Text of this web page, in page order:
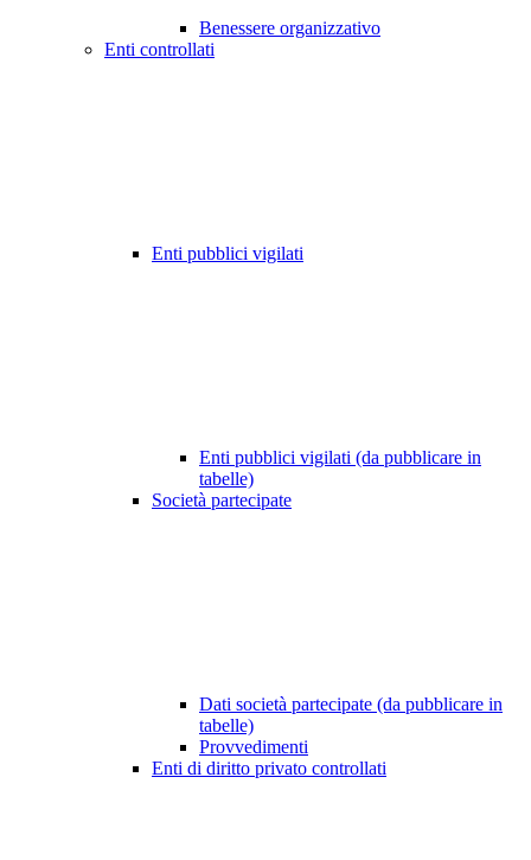
Benessere organizzativo
Enti controllati
Enti pubblici vigilati
Enti pubblici vigilati (da pubblicare in
tabelle)
Società partecipate
Dati società partecipate (da pubblicare in
tabelle)
Provvedimenti
Enti di diritto privato controllati